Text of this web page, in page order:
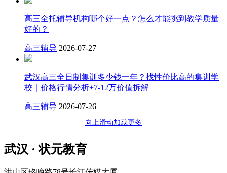
高三全托辅导机构哪个好一点？怎么才能挑到教学质量
好的？
高三辅导 2026-07-27
武汉高三全日制集训多少钱一年？找性价比高的集训学
校｜价格行情分析+7-12万价值拆解
高三辅导 2026-07-26
向上滑动加载更多
武汉 · 状元教育